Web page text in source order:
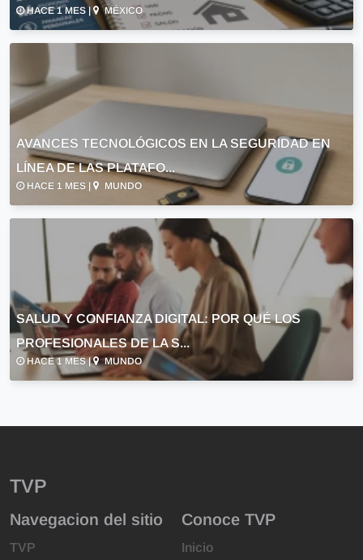
HACE 1 MES | MÉXICO
AVANCES TECNOLÓGICOS EN LA SEGURIDAD EN
LÍNEA DE LAS PLATAFO...
HACE 1 MES | MUNDO
SALUD Y CONFIANZA DIGITAL: POR QUÉ LOS
PROFESIONALES DE LA S...
HACE 1 MES | MUNDO
TVP
Navegacion del sitio
TVP
Conoce TVP
Inicio